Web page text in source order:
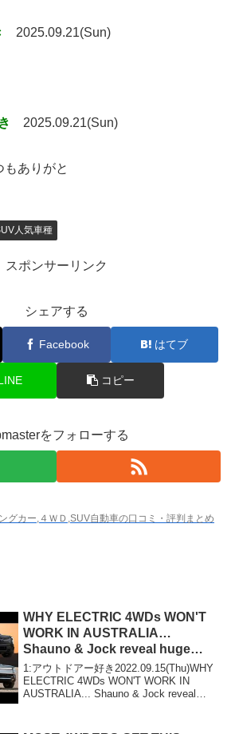
2025.09.21(Sun)
2025.09.21(Sun)
もありがと
人気車種
スポンサーリンク
シェアする
Facebook はてブ
コピー
をフォローする
グカー,４ＷＤ,SUV自動車の口コミ・評判まとめ
WHY ELECTRIC 4WDs WON'T
WORK IN AUSTRALIA…
Shauno & Jock reveal huge
problem that needs fixing
1:アウトドアー好き2022.09.15(Thu)WHY
ELECTRIC 4WDs WON'T WORK IN
AUSTRALIA... Shauno & Jock reveal